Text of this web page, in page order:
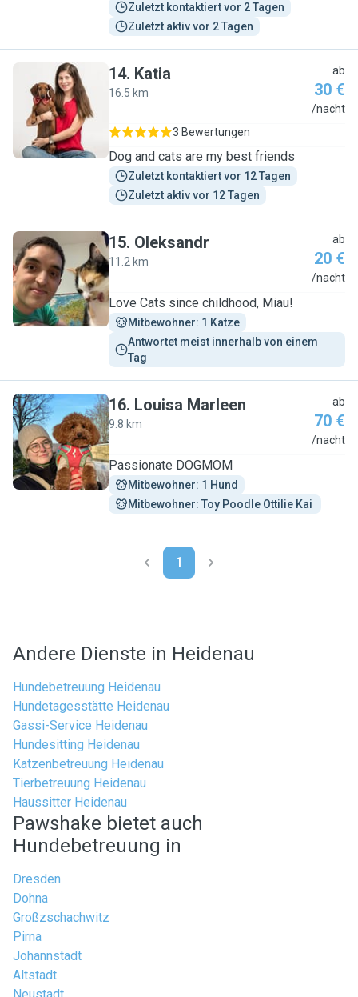
Zuletzt kontaktiert vor 2 Tagen
Zuletzt aktiv vor 2 Tagen
K
14. Katia
16.5 km
ab
30 €
/nacht
3 Bewertungen
Dog and cats are my best friends
Zuletzt kontaktiert vor 12 Tagen
Zuletzt aktiv vor 12 Tagen
O
15. Oleksandr
11.2 km
ab
20 €
/nacht
Love Cats since childhood, Miau!
Mitbewohner: 1 Katze
Antwortet meist innerhalb von einem
Tag
L
16. Louisa Marleen
9.8 km
ab
70 €
/nacht
Passionate DOGMOM
Mitbewohner: 1 Hund
Mitbewohner: Toy Poodle Ottilie Kai
1
Andere Dienste in Heidenau
Hundebetreuung Heidenau
Hundetagesstätte Heidenau
Gassi-Service Heidenau
Hundesitting Heidenau
Katzenbetreuung Heidenau
Tierbetreuung Heidenau
Haussitter Heidenau
Pawshake bietet auch
Hundebetreuung in
Dresden
Dohna
Großzschachwitz
Pirna
Johannstadt
Altstadt